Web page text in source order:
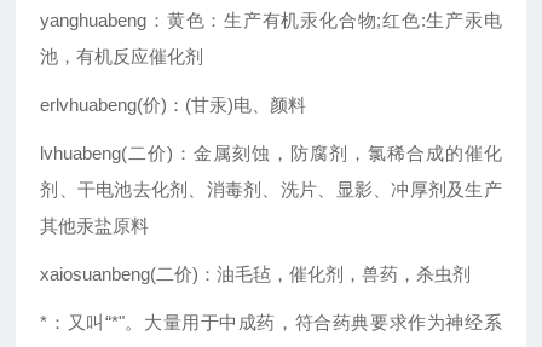
yanghuabeng：黄色：生产有机汞化合物;红色:生产汞电
池，有机反应催化剂
erlvhuabeng(价)：(甘汞)电、颜料
lvhuabeng(二价)：金属刻蚀，防腐剂，氯稀合成的催化
剂、干电池去化剂、消毒剂、洗片、显影、冲厚剂及生产
其他汞盐原料
xaiosuanbeng(二价)：油毛毡，催化剂，兽药，杀虫剂
*：又叫“*"。大量用于中成药，符合药典要求作为神经系